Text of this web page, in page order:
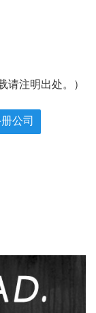
请注明出处。）
公司